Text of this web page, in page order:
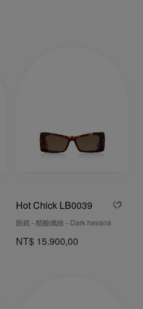
Hot Chick LB0039
眼鏡 - 醋酸纖維 - Dark havana
NT$ 15.900,00